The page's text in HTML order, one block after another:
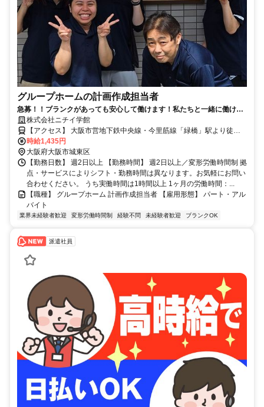
グループホームの計画作成担当者
急募！！ブランクがあっても安心して働けます！私たちと一緒に働けま
せんか？
株式会社ニチイ学館
【アクセス】 大阪市営地下鉄中央線・今里筋線「緑橋」駅より徒歩5
分 大阪市営地下鉄中央線・JR環状線「森ノ宮」駅より徒歩7分 ■住 所
大阪府 大阪市城東区 中浜3丁目1-21 ■アクセス 大阪市営地下鉄中央
線・今里筋線「緑橋」駅より徒歩5分 大阪市営地下鉄中央線・JR環状
線「森ノ宮」駅より徒歩7分
時給1,435円
大阪府大阪市城東区
【勤務日数】 週2日以上 【勤務時間】 週2日以上／変形労働時間制 拠
点・サービスによりシフト・勤務時間は異なります。お気軽にお問い
合わせください。 うち実働時間は1時間以上 1ヶ月の労働時間：...
【職種】 グループホーム 計画作成担当者 【雇用形態】 パート・アル
バイト
業界未経験者歓迎 変形労働時間制 経験不問 未経験者歓迎 ブランクOK
派遣社員